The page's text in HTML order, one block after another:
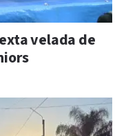
velada de